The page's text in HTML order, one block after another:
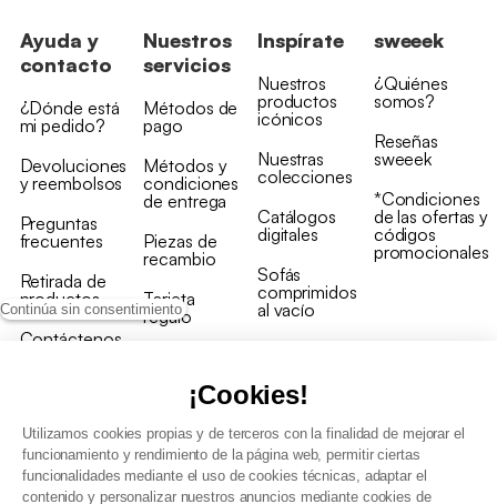
Continúa sin consentimiento
¡Cookies!
Utilizamos cookies propias y de terceros con la finalidad de mejorar el
funcionamiento y rendimiento de la página web, permitir ciertas
funcionalidades mediante el uso de cookies técnicas, adaptar el
contenido y personalizar nuestros anuncios mediante cookies de
Ayuda y
contacto
¿Dónde está
mi pedido?
Devoluciones
y reembolsos
Preguntas
frecuentes
Retirada de
productos
Contáctenos
Nuestros
servicios
Métodos de
pago
Métodos y
condiciones
de entrega
Piezas de
recambio
Tarjeta
regalo
Inspírate
Nuestros
productos
icónicos
Nuestras
colecciones
Catálogos
digitales
Sofás
comprimidos
al vacío
sweeek
¿Quiénes
somos?
Reseñas
sweeek
*Condiciones
de las ofertas y
códigos
promocionales